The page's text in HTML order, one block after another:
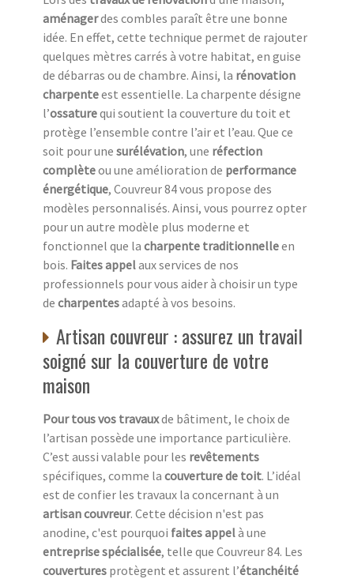
aménagerdes combles paraît être une bonne
idée. En effet, cette technique permet de rajouter
quelques mètres carrés à votre habitat, en guise
de débarras ou de chambre. Ainsi, la rénovation
charpenteest essentielle. La charpente désigne
l’ossaturequi soutient la couverture du toit et
protège l’ensemble contre l’air et l’eau. Que ce
soit pour une surélévation, une réfection
complèteou une amélioration de performance
énergétique, Couvreur 84 vous propose des
modèles personnalisés. Ainsi, vous pourrez opter
pour un autre modèle plus moderne et
fonctionnel que la charpente traditionnelleen
bois. Faites appelaux services de nos
professionnels pour vous aider à choisir un type
de charpentesadapté à vos besoins.
Artisan couvreur : assurez un travail
soigné sur la couverture de votre
maison
Pour tous vos travauxde bâtiment, le choix de
l’artisan possède une importance particulière.
C’est aussi valable pour les revêtements
spécifiques, comme la couverture de toit. L’idéal
est de confier les travaux la concernant à un
artisan couvreur. Cette décision n'est pas
anodine, c'est pourquoi faites appelà une
entreprise spécialisée, telle que Couvreur 84. Les
couvertures protègent et assurent l’étanchéité